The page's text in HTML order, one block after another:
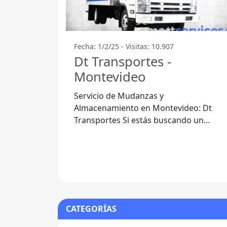
Fecha: 1/2/25 - Visitas: 10.907
Dt Transportes -
Montevideo
Servicio de Mudanzas y
Almacenamiento en Montevideo: Dt
Transportes Si estás buscando un
CATEGORÍAS